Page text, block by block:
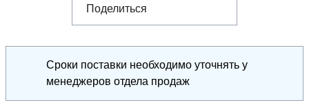
Поделиться
Сроки поставки необходимо уточнять у
менеджеров отдела продаж